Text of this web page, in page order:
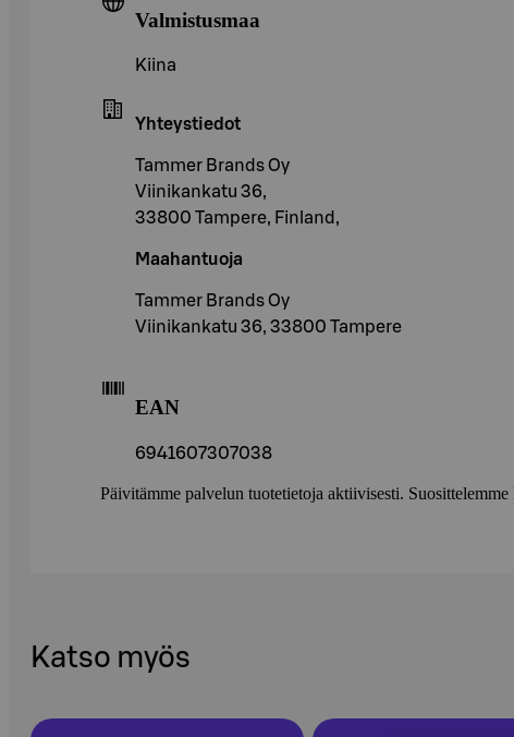
Valmistusmaa
Kiina
Yhteystiedot
Tammer Brands Oy
Viinikankatu 36,
33800 Tampere, Finland,
Maahantuoja
Tammer Brands Oy
Viinikankatu 36, 33800 Tampere
EAN
6941607307038
Päivitämme palvelun tuotetietoja aktiivisesti.
Katso myös